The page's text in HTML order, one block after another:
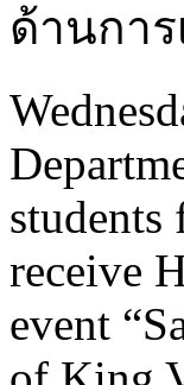
ด้านกา
receive
event